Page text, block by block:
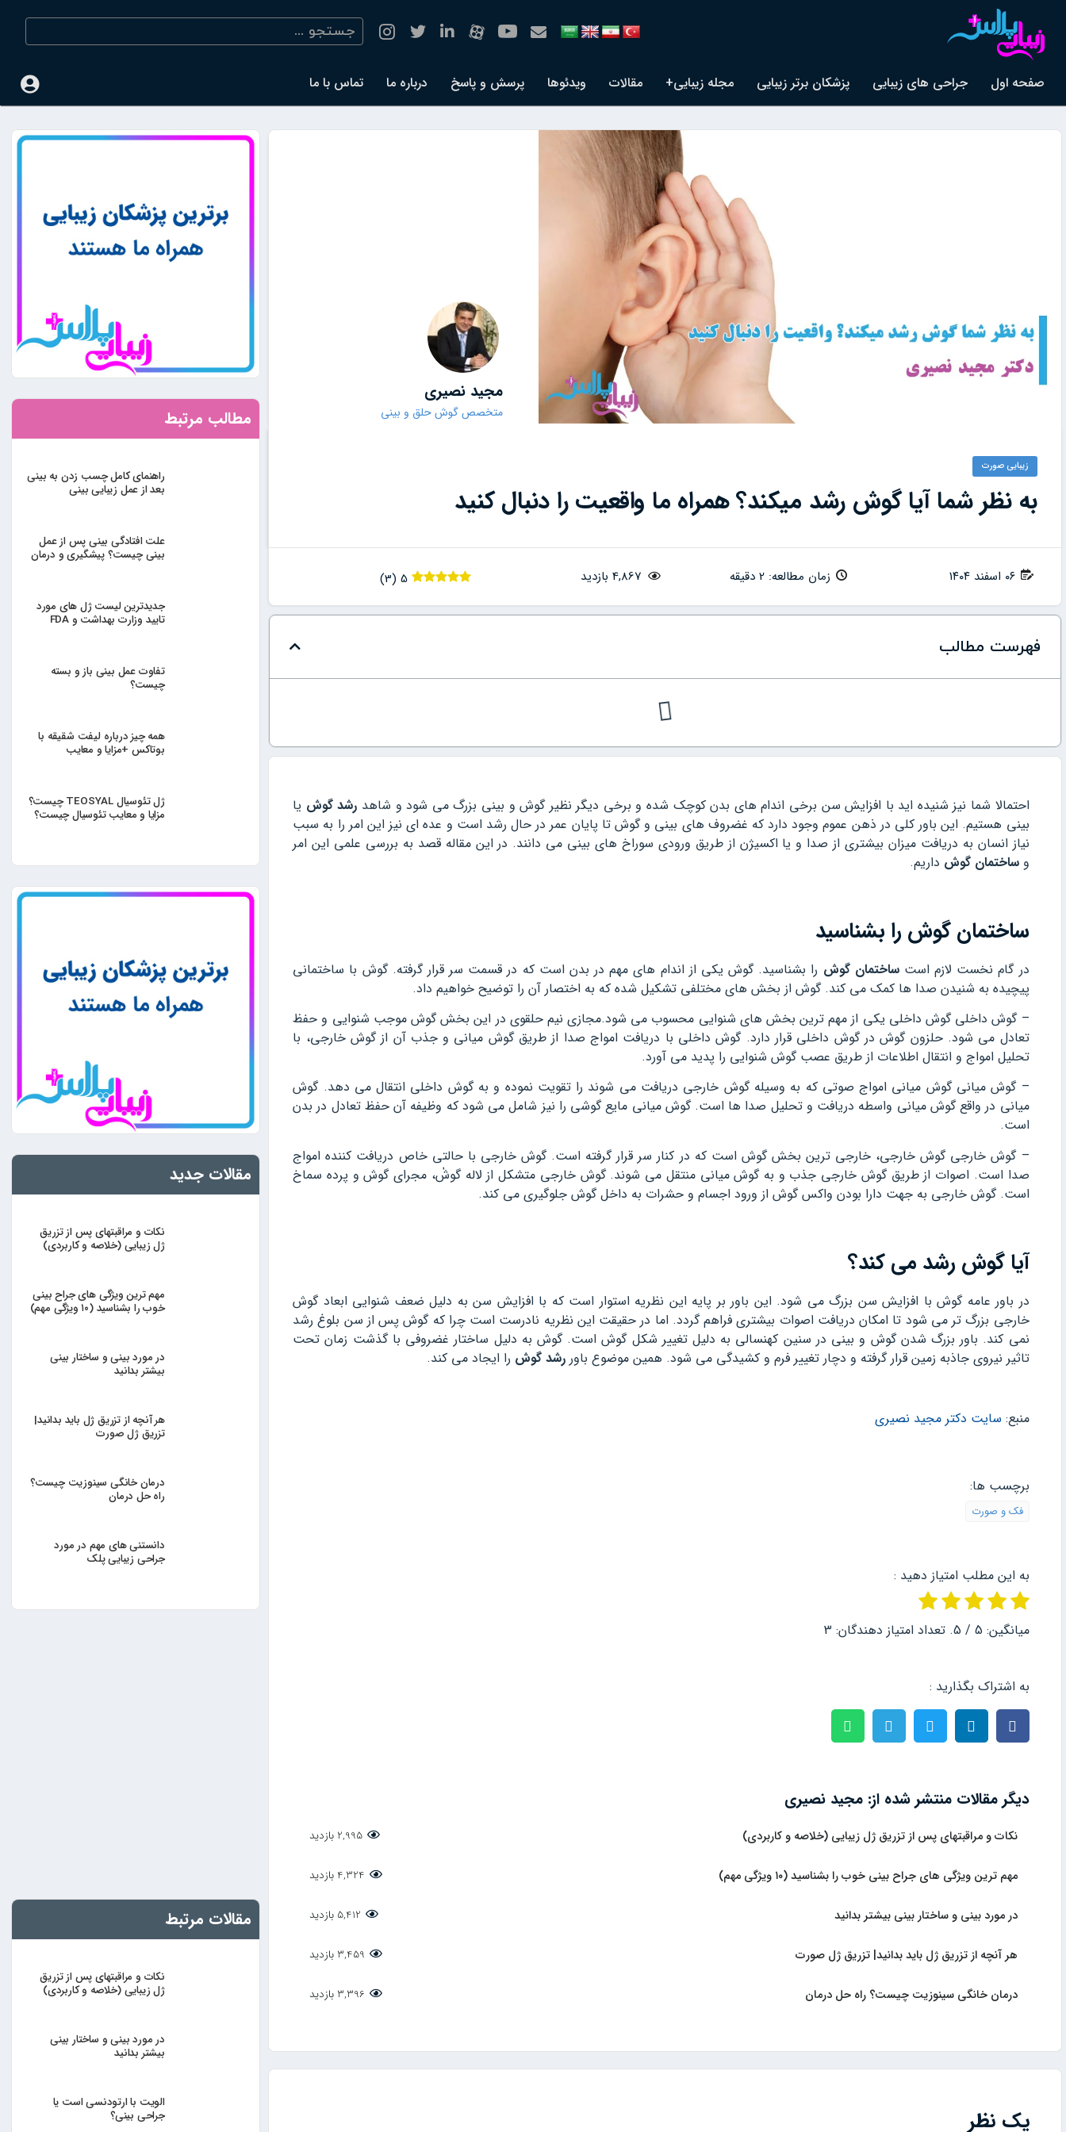
صفحه اول جراحی های زیبایی پزشکان برتر زیبایی مجله زیبایی+ مقالات ویدئوها پرسش و پاسخ درباره ما تماس با ما
مجید نصیری
متخصص گوش حلق و بینی
زیبایی صورت
به نظر شما آیا گوش رشد میکند؟ همراه ما واقعیت را دنبال کنید
۰۶ اسفند ۱۴۰۴ زمان مطالعه: 2 دقیقه 4,867 بازدید 5
(
3
)
فهرست مطالب
احتمالا شما نیز شنیده اید با افزایش سن برخی اندام های بدن کوچک شده و برخی دیگر نظیر گوش و بینی بزرگ می شود و شاهد رشد گوش یا
بینی هستیم. این باور کلی در ذهن عموم وجود دارد که غضروف های بینی و گوش تا پایان عمر در حال رشد است و عده ای نیز این امر را به سبب
نیاز انسان به دریافت میزان بیشتری از صدا و یا اکسیژن از طریق ورودی سوراخ های بینی می دانند. در این مقاله قصد به بررسی علمی این امر
وساختمان گوش داریم.
ساختمان گوش را بشناسید
در گام نخست لازم استساختمان گوش را بشناسید. گوش یکی از اندام های مهم در بدن است که در قسمت سر قرار گرفته. گوش با ساختمانی
پیچیده به شنیدن صدا ها کمک می کند. گوش از بخش های مختلفی تشکیل شده که به اختصار آن را توضیح خواهیم داد.
– گوش داخلی گوش داخلی یکی از مهم ترین بخش های شنوایی محسوب می شود.مجازی نیم حلقوی در این بخش گوش موجب شنوایی و حفظ
تعادل می شود. حلزون گوش در گوش داخلی قرار دارد. گوش داخلی با دریافت امواج صدا از طریق گوش میانی و جذب آن از گوش خارجی، با
تحلیل امواج و انتقال اطلاعات از طریق عصب گوش شنوایی را پدید می آورد.
– گوش میانی گوش میانی امواج صوتی که به وسیله گوش خارجی دریافت می شوند را تقویت نموده و به گوش داخلی انتقال می دهد. گوش
میانی در واقع گوش میانی واسطه دریافت و تحلیل صدا ها است. گوش میانی مایع گوشی را نیز شامل می شود که وظیفه آن حفظ تعادل در بدن
است.
– گوش خارجی گوش خارجی، خارجی ترین بخش گوش است که در کنار سر قرار گرفته است. گوش خارجی با حالتی خاص دریافت کننده امواج
صدا است. اصوات از طریق گوش خارجی جذب و به گوش میانی منتقل می شوند. گوش خارجی متشکل از لاله گوشٰ، مجرای گوش و پرده سماخ
است. گوش خارجی به جهت دارا بودن واکس گوش از ورود اجسام و حشرات به داخل گوش جلوگیری می کند.
آیا گوش رشد می کند؟
در باور عامه گوش با افزایش سن بزرگ می شود. این باور بر پایه این نظریه استوار است که با افزایش سن به دلیل ضعف شنوایی ابعاد گوش
خارجی بزرگ تر می شود تا امکان دریافت اصوات بیشتری فراهم گردد. اما در حقیقت این نظریه نادرست است چرا که گوش پس از سن بلوغ رشد
نمی کند. باور بزرگ شدن گوش و بینی در سنین کهنسالی به دلیل تغییر شکل گوش است. گوش به دلیل ساختار غضروفی با گذشت زمان تحت
تاثیر نیروی جاذبه زمین قرار گرفته و دچار تغییر فرم و کشیدگی می شود. همین موضوع باوررشد گوش را ایجاد می کند.
منبع: سایت دکتر مجید نصیری
برچسب ها:
فک و صورت
به این مطلب امتیاز دهید :
میانگین: 5 / 5. تعداد امتیاز دهندگان: 3
به اشتراک بگذارید :
دیگر مقالات منتشر شده از: مجید نصیری
نکات و مراقبتهای پس از تزریق ژل زیبایی (خلاصه و کاربردی) 2,995 بازدید
مهم ترین ویژگی های جراح بینی خوب را بشناسید (۱۰ ویژگی مهم) 4,324 بازدید
در مورد بینی و ساختار بینی بیشتر بدانید 5,412 بازدید
هر آنچه از تزریق ژل باید بدانید| تزریق ژل صورت 3,459 بازدید
درمان خانگی سینوزیت چیست؟ راه حل درمان 3,396 بازدید
یک نظر
مطالب مرتبط
راهنمای کامل چسب زدن به بینی
بعد از عمل زیبایی بینی
علت افتادگی بینی پس از عمل
بینی چیست؟ پیشگیری و درمان
جدیدترین لیست ژل های مورد
تایید وزارت بهداشت و FDA
تفاوت عمل بینی باز و بسته
چیست؟
همه چیز درباره لیفت شقیقه با
بوتاکس +مزایا و معایب
ژل تئوسیال TEOSYAL چیست؟
مزایا و معایب تئوسیال چیست؟
مقالات جدید
نکات و مراقبتهای پس از تزریق
ژل زیبایی (خلاصه و کاربردی)
مهم ترین ویژگی های جراح بینی
خوب را بشناسید (۱۰ ویژگی مهم)
در مورد بینی و ساختار بینی
بیشتر بدانید
هر آنچه از تزریق ژل باید بدانید|
تزریق ژل صورت
درمان خانگی سینوزیت چیست؟
راه حل درمان
دانستنی های مهم در مورد
جراحی زیبایی پلک
مقالات مرتبط
نکات و مراقبتهای پس از تزریق
ژل زیبایی (خلاصه و کاربردی)
در مورد بینی و ساختار بینی
بیشتر بدانید
الویت با ارتودنسی است یا
جراحی بینی؟